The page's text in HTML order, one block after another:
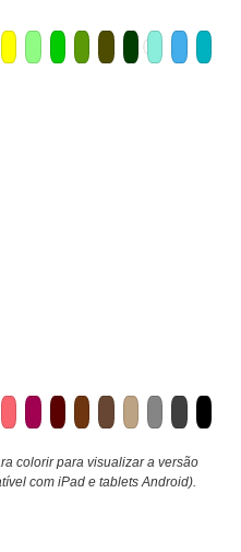
colorir para visualizar a versão
com iPad e tablets Android).